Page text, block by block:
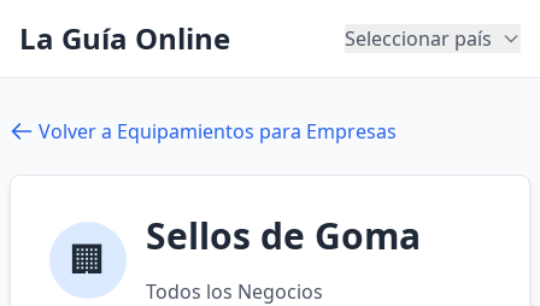
La Guía Online Seleccionar país
Volver a Equipamientos para Empresas
🏢 Sellos de Goma
Todos los Negocios